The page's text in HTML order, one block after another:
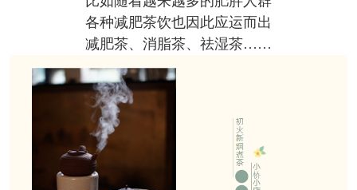
各种减肥茶饮也因此应运而出
减肥茶、消脂茶、祛湿茶……